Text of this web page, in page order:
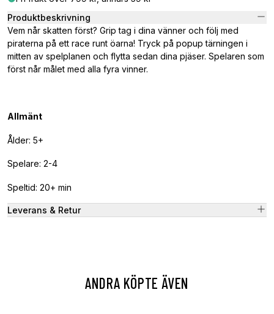
Produktbeskrivning
Vem når skatten först? Grip tag i dina vänner och följ med
piraterna på ett race runt öarna! Tryck på popup tärningen i
mitten av spelplanen och flytta sedan dina pjäser. Spelaren som
först når målet med alla fyra vinner.
Allmänt
Ålder: 5+
Spelare: 2-4
Speltid: 20+ min
Leverans & Retur
ANDRA KÖPTE ÄVEN